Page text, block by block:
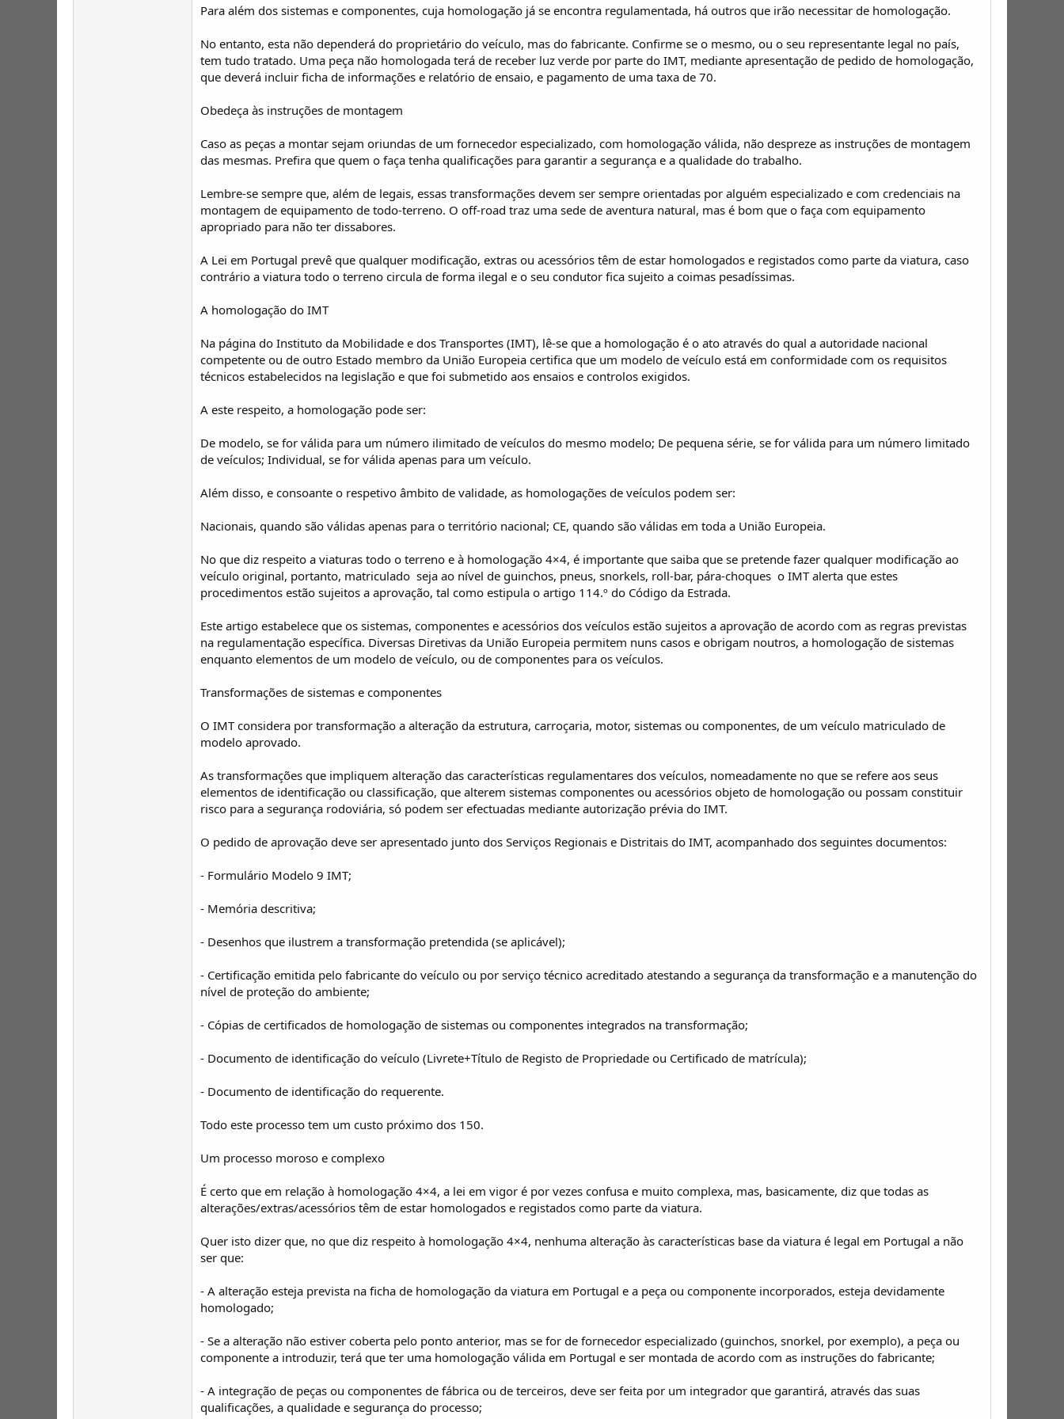
Para além dos sistemas e componentes, cuja homologação já se encontra regulamentada, há outros que irão necessitar de homologação.
No entanto, esta não dependerá do proprietário do veículo, mas do fabricante. Confirme se o mesmo, ou o seu representante legal no país,
tem tudo tratado. Uma peça não homologada terá de receber luz verde por parte do IMT, mediante apresentação de pedido de homologação,
que deverá incluir ficha de informações e relatório de ensaio, e pagamento de uma taxa de 70.
Obedeça às instruções de montagem
Caso as peças a montar sejam oriundas de um fornecedor especializado, com homologação válida, não despreze as instruções de montagem
das mesmas. Prefira que quem o faça tenha qualificações para garantir a segurança e a qualidade do trabalho.
Lembre-se sempre que, além de legais, essas transformações devem ser sempre orientadas por alguém especializado e com credenciais na
montagem de equipamento de todo-terreno. O off-road traz uma sede de aventura natural, mas é bom que o faça com equipamento
apropriado para não ter dissabores.
A Lei em Portugal prevê que qualquer modificação, extras ou acessórios têm de estar homologados e registados como parte da viatura, caso
contrário a viatura todo o terreno circula de forma ilegal e o seu condutor fica sujeito a coimas pesadíssimas.
A homologação do IMT
Na página do Instituto da Mobilidade e dos Transportes (IMT), lê-se que a homologação é o ato através do qual a autoridade nacional
competente ou de outro Estado membro da União Europeia certifica que um modelo de veículo está em conformidade com os requisitos
técnicos estabelecidos na legislação e que foi submetido aos ensaios e controlos exigidos.
A este respeito, a homologação pode ser:
De modelo, se for válida para um número ilimitado de veículos do mesmo modelo; De pequena série, se for válida para um número limitado
de veículos; Individual, se for válida apenas para um veículo.
Além disso, e consoante o respetivo âmbito de validade, as homologações de veículos podem ser:
Nacionais, quando são válidas apenas para o território nacional; CE, quando são válidas em toda a União Europeia.
No que diz respeito a viaturas todo o terreno e à homologação 4×4, é importante que saiba que se pretende fazer qualquer modificação ao
veículo original, portanto, matriculado  seja ao nível de guinchos, pneus, snorkels, roll-bar, pára-choques  o IMT alerta que estes
procedimentos estão sujeitos a aprovação, tal como estipula o artigo 114.º do Código da Estrada.
Este artigo estabelece que os sistemas, componentes e acessórios dos veículos estão sujeitos a aprovação de acordo com as regras previstas
na regulamentação específica. Diversas Diretivas da União Europeia permitem nuns casos e obrigam noutros, a homologação de sistemas
enquanto elementos de um modelo de veículo, ou de componentes para os veículos.
Transformações de sistemas e componentes
O IMT considera por transformação a alteração da estrutura, carroçaria, motor, sistemas ou componentes, de um veículo matriculado de
modelo aprovado.
As transformações que impliquem alteração das características regulamentares dos veículos, nomeadamente no que se refere aos seus
elementos de identificação ou classificação, que alterem sistemas componentes ou acessórios objeto de homologação ou possam constituir
risco para a segurança rodoviária, só podem ser efectuadas mediante autorização prévia do IMT.
O pedido de aprovação deve ser apresentado junto dos Serviços Regionais e Distritais do IMT, acompanhado dos seguintes documentos:
- Formulário Modelo 9 IMT;
- Memória descritiva;
- Desenhos que ilustrem a transformação pretendida (se aplicável);
- Certificação emitida pelo fabricante do veículo ou por serviço técnico acreditado atestando a segurança da transformação e a manutenção do
nível de proteção do ambiente;
- Cópias de certificados de homologação de sistemas ou componentes integrados na transformação;
- Documento de identificação do veículo (Livrete+Título de Registo de Propriedade ou Certificado de matrícula);
- Documento de identificação do requerente.
Todo este processo tem um custo próximo dos 150.
Um processo moroso e complexo
É certo que em relação à homologação 4×4, a lei em vigor é por vezes confusa e muito complexa, mas, basicamente, diz que todas as
alterações/extras/acessórios têm de estar homologados e registados como parte da viatura.
Quer isto dizer que, no que diz respeito à homologação 4×4, nenhuma alteração às características base da viatura é legal em Portugal a não
ser que:
- A alteração esteja prevista na ficha de homologação da viatura em Portugal e a peça ou componente incorporados, esteja devidamente
homologado;
- Se a alteração não estiver coberta pelo ponto anterior, mas se for de fornecedor especializado (guinchos, snorkel, por exemplo), a peça ou
componente a introduzir, terá que ter uma homologação válida em Portugal e ser montada de acordo com as instruções do fabricante;
- A integração de peças ou componentes de fábrica ou de terceiros, deve ser feita por um integrador que garantirá, através das suas
qualificações, a qualidade e segurança do processo;